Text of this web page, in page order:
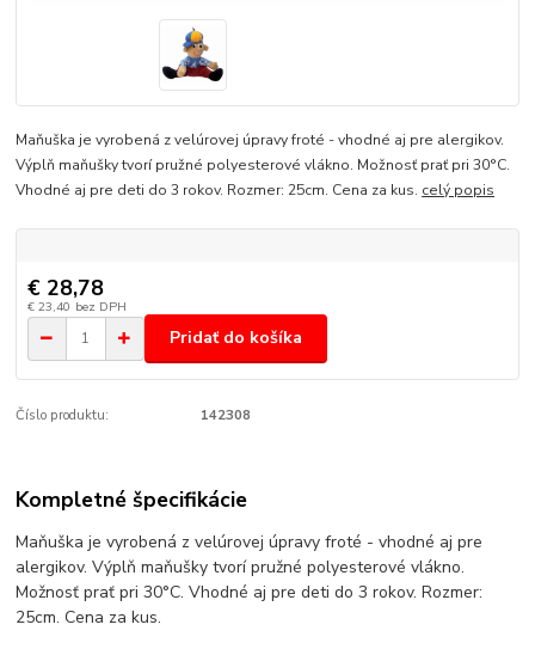
Maňuška je vyrobená z velúrovej úpravy froté - vhodné aj pre alergikov.
Výplň maňušky tvorí pružné polyesterové vlákno. Možnosť prať pri 30°C.
Vhodné aj pre deti do 3 rokov. Rozmer: 25cm. Cena za kus. celý popis
€ 28,78
€ 23,40 bez DPH
Pridať do košíka
Číslo produktu: 142308
Kompletné špecifikácie
Maňuška je vyrobená z velúrovej úpravy froté - vhodné aj pre
alergikov. Výplň maňušky tvorí pružné polyesterové vlákno.
Možnosť prať pri 30°C. Vhodné aj pre deti do 3 rokov. Rozmer:
25cm. Cena za kus.